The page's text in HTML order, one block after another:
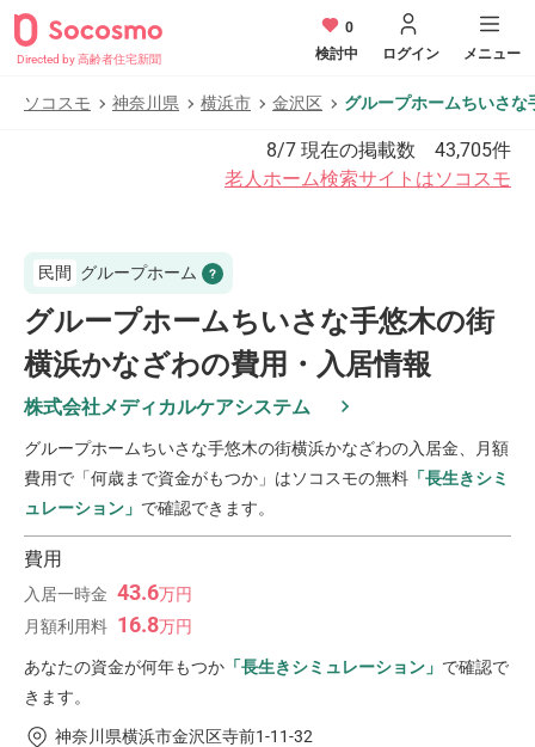
Directed by 高齢者住宅新聞
0
検討中
ログイン メニュー
ソコスモ 神奈川県 横浜市 金沢区 グループホームちいさ
8/7 現在の掲載数 43,705件
老人ホーム検索サイトはソコスモ
民間 グループホーム
グループホームちいさな手悠木の街
横浜かなざわの費用・入居情報
株式会社メディカルケアシステム
グループホームちいさな手悠木の街横浜かなざわの入居金、月額
費用で「何歳まで資金がもつか」はソコスモの無料 「長生きシミ
ュレーション」 で確認できます。
費用
入居一時金 43.6万円
月額利用料 16.8万円
あなたの資金が何年もつか 「長生きシミュレーション」 で確認で
きます。
神奈川県横浜市金沢区寺前1-11-32